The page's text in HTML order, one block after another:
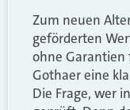
Zum neuen
geförderten
ohne
Gothaer eine
Die Frage, wer